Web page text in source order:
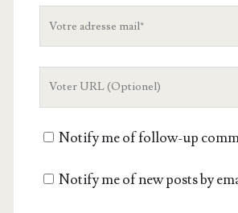
siteNotify me of follow-up
Notify me of new posts by